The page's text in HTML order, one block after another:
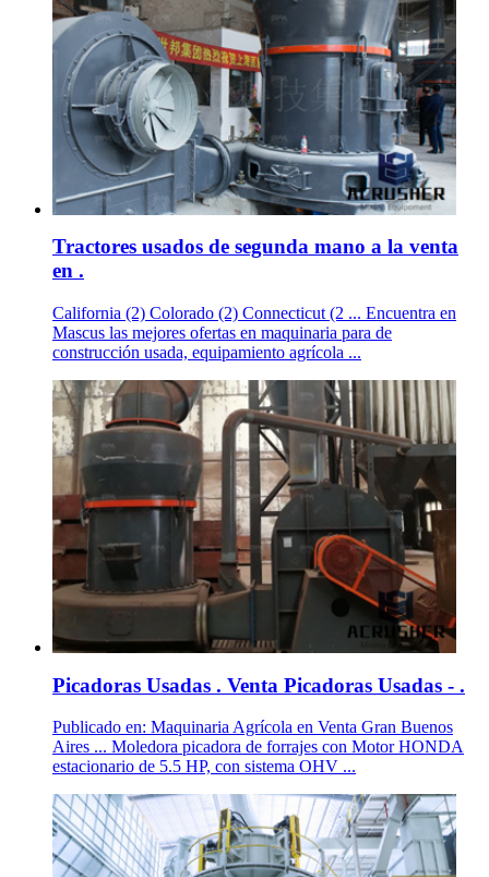
Tractores usados de segunda mano a la venta
en .
California (2) Colorado (2) Connecticut (2 ... Encuentra en
Mascus las mejores ofertas en maquinaria para de
construcción usada, equipamiento agrícola ...
Picadoras Usadas . Venta Picadoras Usadas - .
Publicado en: Maquinaria Agrícola en Venta Gran Buenos
Aires ... Moledora picadora de forrajes con Motor HONDA
estacionario de 5.5 HP, con sistema OHV ...